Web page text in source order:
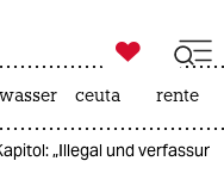

taz zahl ich
ceuta rente
„Illegal und